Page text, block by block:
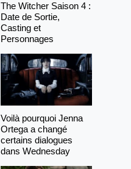
The Witcher Saison 4 :
Date de Sortie,
Casting et
Personnages
Voilà pourquoi Jenna
Ortega a changé
certains dialogues
dans Wednesday